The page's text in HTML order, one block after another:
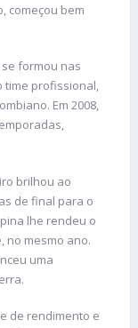
começou bem
formou nas
time profissional,
Em 2008,
brilhou ao
de final para o
lhe rendeu o
no mesmo ano.
uma
de rendimento e